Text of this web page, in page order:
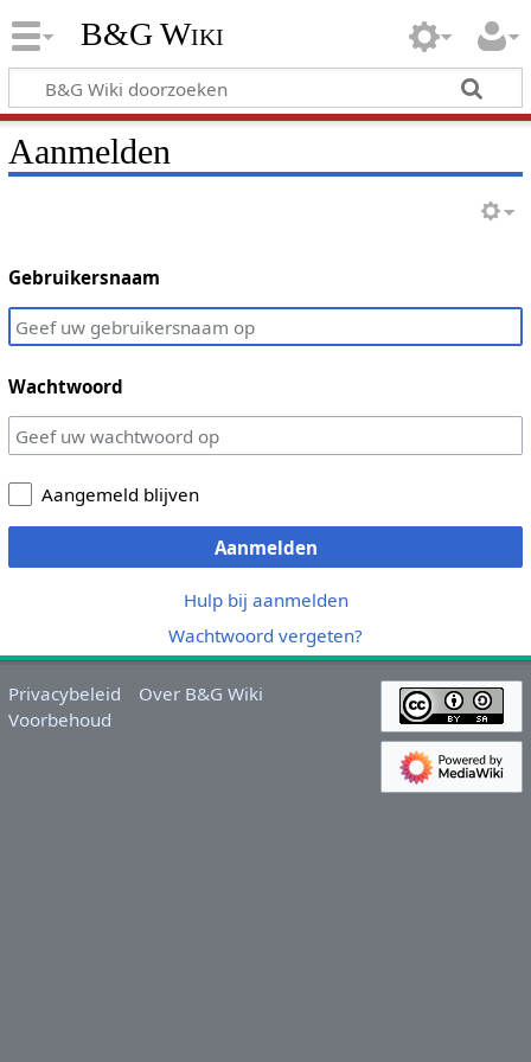
B&G Wiki
Aanmelden
Gebruikersnaam
Wachtwoord
Aangemeld blijven
Aanmelden
Hulp bij aanmelden
Wachtwoord vergeten?
Privacybeleid
Over B&G Wiki
Voorbehoud